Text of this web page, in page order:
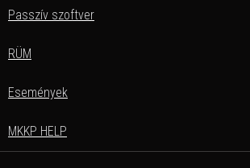
Passzív szoftver
RÜM
Események
MKKP HELP